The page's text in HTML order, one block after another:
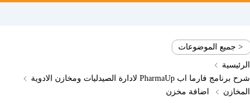
< جميع الموضوعات
الرئيسية
شرح برنامج فارما اب PharmaUp لادارة الصيدليات ومخازن الادوية
المخازن
اضافة مخزن